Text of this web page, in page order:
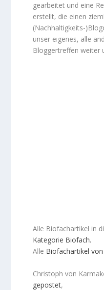
gearbeitet und eine
erstellt, die einen
(Nachhaltigkeits-
unser eigenes, alle
Bloggertreffen weiter
Alle Biofachartikel in
Kategorie Biofach.
Alle Biofachartikel
Christoph von
gepostet,